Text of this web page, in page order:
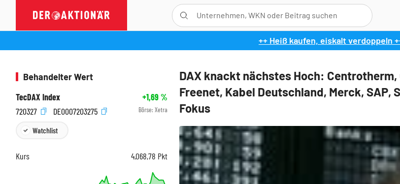
++ Heiß kaufen, eiskalt verdoppeln
DAX knackt nächstes Hoch: Centrotherm,
Freenet, Kabel Deutschland, Merck, SAP,
Fokus
Behandelter Wert
TecDAX Index
+1,69%
720327
DE0007203275 Börse: Xetra
Watchlist
Kurs 4.068,78 Pkt